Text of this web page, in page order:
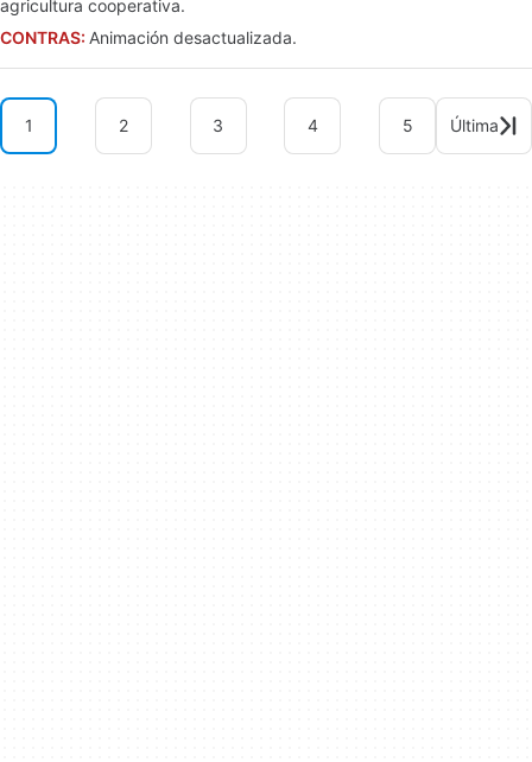
agricultura cooperativa.
CONTRAS: Animación desactualizada.
1 2 3 4 5 Última